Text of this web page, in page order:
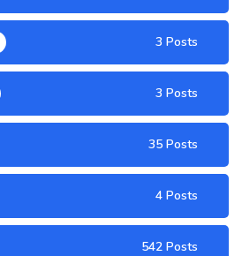
3 Posts
3 Posts
35 Posts
4 Posts
542 Posts